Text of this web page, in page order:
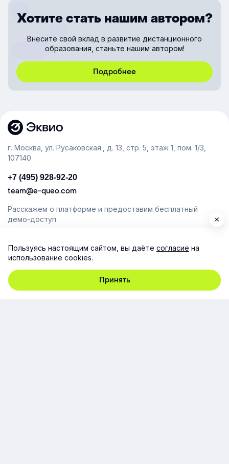
Хотите стать нашим автором?
Внесите свой вклад в развитие дистанционного
образования, станьте нашим автором!
Подробнее
г. Москва, ул. Русаковская., д. 13, стр. 5, этаж 1, пом. 1/3,
107140
+7 (495) 928-92-20
team@e-queo.com
Расскажем о платформе и предоставим бесплатный
демо-доступ
Компания
Продукт
Пользуясь настоящим сайтом, вы даёте согласие на
использование cookies.
Принять